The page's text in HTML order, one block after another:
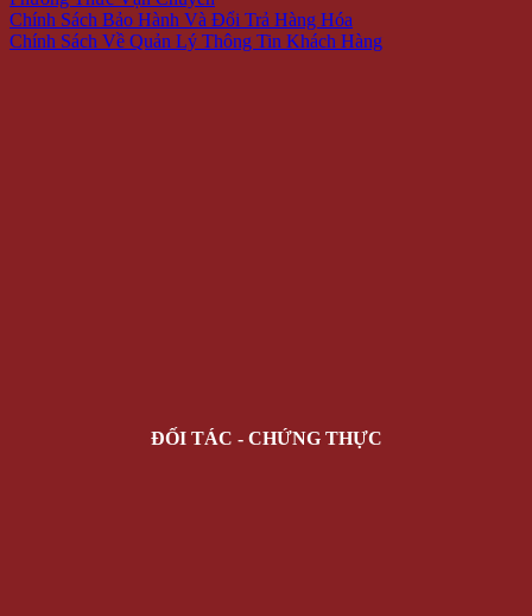
Chính Sách Bảo Hành Và Đổi Trả Hàng Hóa
Chính Sách Về Quản Lý Thông Tin Khách Hàng
ĐỐI TÁC - CHỨNG THỰC